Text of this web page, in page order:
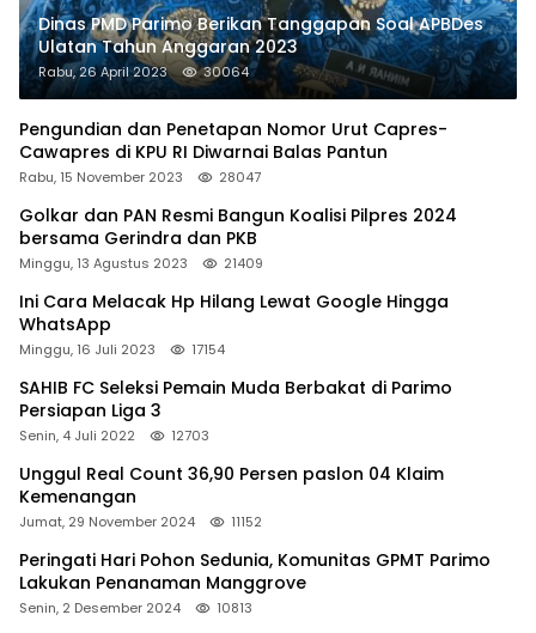
Dinas PMD Parimo Berikan Tanggapan Soal APBDes
Ulatan Tahun Anggaran 2023
Rabu, 26 April 2023 30064
Pengundian dan Penetapan Nomor Urut Capres-
Cawapres di KPU RI Diwarnai Balas Pantun
Rabu, 15 November 2023 28047
Golkar dan PAN Resmi Bangun Koalisi Pilpres 2024
bersama Gerindra dan PKB
Minggu, 13 Agustus 2023 21409
Ini Cara Melacak Hp Hilang Lewat Google Hingga
WhatsApp
Minggu, 16 Juli 2023 17154
SAHIB FC Seleksi Pemain Muda Berbakat di Parimo
Persiapan Liga 3
Senin, 4 Juli 2022 12703
Unggul Real Count 36,90 Persen paslon 04 Klaim
Kemenangan
Jumat, 29 November 2024 11152
Peringati Hari Pohon Sedunia, Komunitas GPMT Parimo
Lakukan Penanaman Manggrove
Senin, 2 Desember 2024 10813